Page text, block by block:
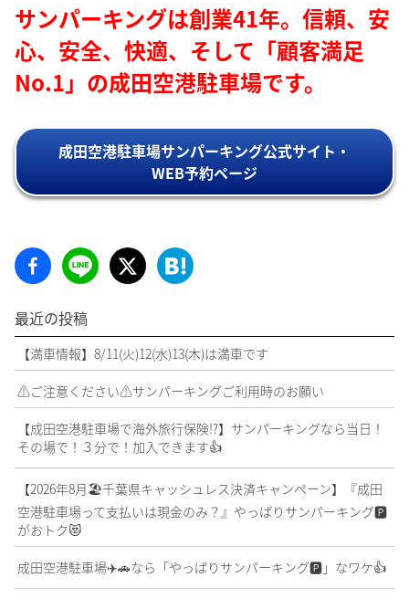
サンパーキングは創業41年。信頼、安
心、安全、快適、そして「顧客満足
No.1」の成田空港駐車場です。
成田空港駐車場サンパーキング公式サイト・
WEB予約ページ
最近の投稿
【満車情報】8/11(火)12(水)13(木)は満車です
⚠️ご注意ください⚠️サンパーキングご利用時のお願い
【成田空港駐車場で海外旅行保険⁉️】サンパーキングなら当日！
その場で！３分で！加入できます👍
【2026年8月🏖️千葉県キャッシュレス決済キャンペーン】『成田
空港駐車場って支払いは現金のみ？』やっぱりサンパーキング🅿️
がおトク😻
成田空港駐車場✈️🚗なら「やっぱりサンパーキング🅿️」なワケ👍